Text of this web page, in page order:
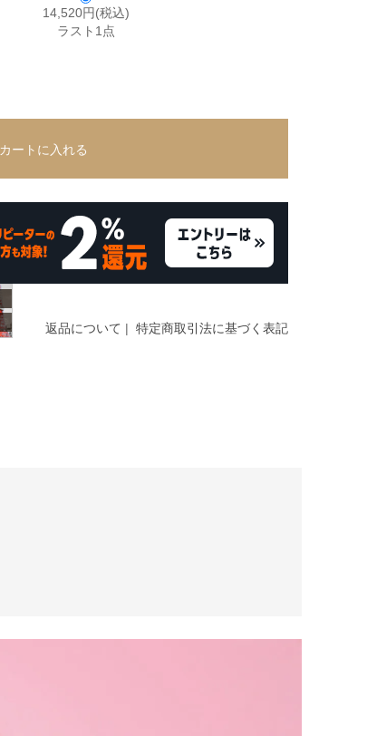
14,520円(税込)
ラスト1点
カートに入れる
返品について | 特定商取引法に基づく表記